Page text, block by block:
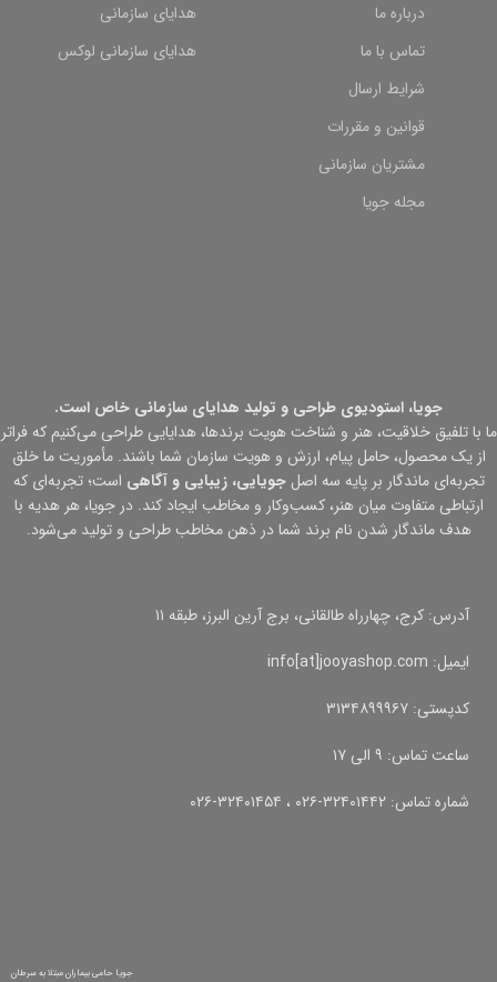
هدایای سازمانی
هدایای سازمانی لوکس
درباره ما
تماس با ما
شرایط ارسال
قوانین و مقررات
مشتریان سازمانی
مجله جویا
جویا، استودیوی طراحی و تولید هدایای سازمانی خاص است.
ما با تلفیق خلاقیت، هنر و شناخت هویت برندها، هدایایی طراحی می‌کنیم که فراتر
از یک محصول، حامل پیام، ارزش و هویت سازمان شما باشند. مأموریت ما خلق
تجربه‌ای ماندگار بر پایه سه اصلجویایی، زیبایی و آگاهی است؛ تجربه‌ای که
ارتباطی متفاوت میان هنر، کسب‌وکار و مخاطب ایجاد کند. در جویا، هر هدیه با
هدف ماندگار شدن نام برند شما در ذهن مخاطب طراحی و تولید می‌شود.
آدرس: کرج، چهارراه طالقانی، برج آرین البرز، طبقه ۱۱
ایمیل: info[at]jooyashop.com
کدپستی: ۳۱۳۴۸۹۹۹۶۷
ساعت تماس: ۹ الی ۱۷
شماره تماس: ۳۲۴۰۱۴۴۲-۰۲۶ ، ۳۲۴۰۱۴۵۴-۰۲۶
جویا حامی بیماران مبتلا به سرطان